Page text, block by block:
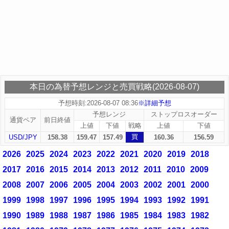
本日の為替予想レンジと売買戦略(2026-08-07)
予想時刻:2026-08-07 08:36※詳細予想
通貨ペア 前日終値
予想レンジ
ストップロスオーダー
上値
下値 戦略 上値
下値
USD/JPY
158.38 159.47 157.49 買 160.36 156.59
2026 2025 2024 2023 2022 2021 2020 2019 2018
2017 2016 2015 2014 2013 2012 2011 2010 2009
2008 2007 2006 2005 2004 2003 2002 2001 2000
1999
1998 1997 1996 1995 1994 1993 1992
1991
1990
1989 1988 1987 1986 1985 1984 1983
1982